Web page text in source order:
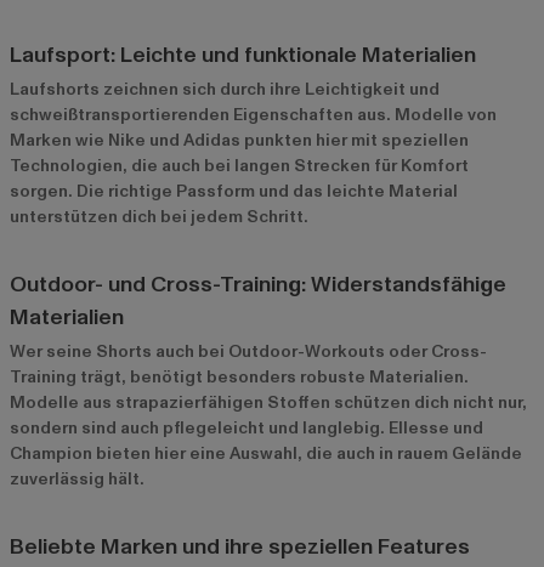
Laufsport: Leichte und funktionale Materialien
Laufshorts zeichnen sich durch ihre Leichtigkeit und
schweißtransportierenden Eigenschaften aus. Modelle von
Marken wie Nike und Adidas punkten hier mit speziellen
Technologien, die auch bei langen Strecken für Komfort
sorgen. Die richtige Passform und das leichte Material
unterstützen dich bei jedem Schritt.
Outdoor- und Cross-Training: Widerstandsfähige
Materialien
Wer seine Shorts auch bei Outdoor-Workouts oder Cross-
Training trägt, benötigt besonders robuste Materialien.
Modelle aus strapazierfähigen Stoffen schützen dich nicht nur,
sondern sind auch pflegeleicht und langlebig. Ellesse und
Champion bieten hier eine Auswahl, die auch in rauem Gelände
zuverlässig hält.
Beliebte Marken und ihre speziellen Features